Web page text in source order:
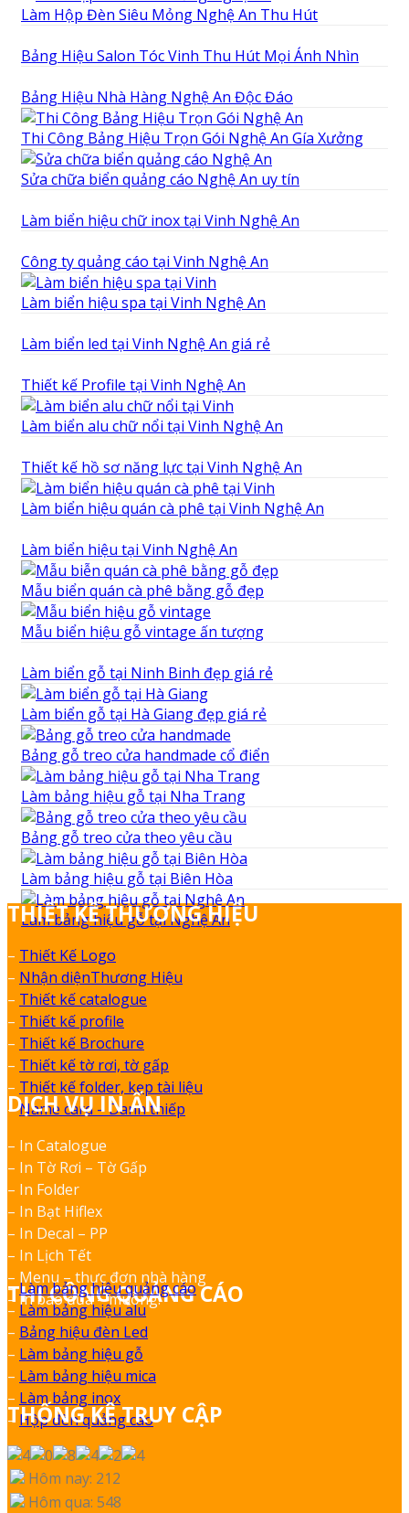
Làm Hộp Đèn Siêu Mỏng Nghệ An Thu Hút
Bảng Hiệu Salon Tóc Vinh Thu Hút Mọi Ánh Nhìn
Bảng Hiệu Nhà Hàng Nghệ An Độc Đáo
Thi Công Bảng Hiệu Trọn Gói Nghệ An Gía Xưởng
Sửa chữa biển quảng cáo Nghệ An uy tín
Làm biển hiệu chữ inox tại Vinh Nghệ An
Công ty quảng cáo tại Vinh Nghệ An
Làm biển hiệu spa tại Vinh Nghệ An
Làm biển led tại Vinh Nghệ An giá rẻ
Thiết kế Profile tại Vinh Nghệ An
Làm biển alu chữ nổi tại Vinh Nghệ An
Thiết kế hồ sơ năng lực tại Vinh Nghệ An
Làm biển hiệu quán cà phê tại Vinh Nghệ An
Làm biển hiệu tại Vinh Nghệ An
Mẫu biển quán cà phê bằng gỗ đẹp
Mẫu biển hiệu gỗ vintage ấn tượng
Làm biển gỗ tại Ninh Binh đẹp giá rẻ
Làm biển gỗ tại Hà Giang đẹp giá rẻ
Bảng gỗ treo cửa handmade cổ điển
Làm bảng hiệu gỗ tại Nha Trang
Bảng gỗ treo cửa theo yêu cầu
Làm bảng hiệu gỗ tại Biên Hòa
Làm bảng hiệu gỗ tại Nghệ An
THIẾT KẾ THƯƠNG HIỆU
– Thiết Kế Logo
– Nhận diệnThương Hiệu
– Thiết kế catalogue
– Thiết kế profile
– Thiết kế Brochure
– Thiết kế tờ rơi, tờ gấp
– Thiết kế folder, kẹp tài liệu
–Name card – Danh thiếp
DỊCH VỤ IN ẤN
– In Catalogue
– In Tờ Rơi – Tờ Gấp
– In Folder
– In Bạt Hiflex
– In Decal – PP
– In Lịch Tết
– Menu – thực đơn nhà hàng
– In bao đũa – muỗng.
THI CÔNG QUẢNG CÁO
–Làm bảng hiệu quảng cáo
– Làm bảng hiệu alu
– Bảng hiệu đèn Led
– Làm bảng hiệu gỗ
– Làm bảng hiệu mica
– Làm bảng inox
– Hộp đèn quảng cáo
THỐNG KÊ TRUY CẬP
Hôm nay: 212
Hôm qua: 548